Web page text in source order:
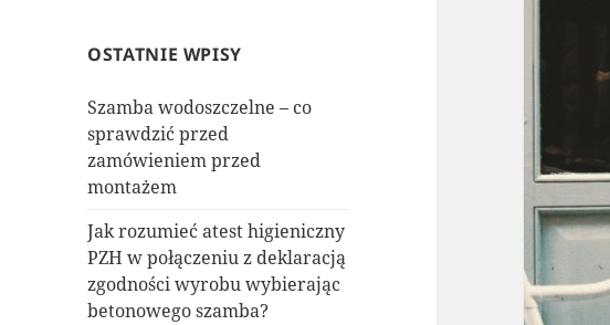
OSTATNIE WPISY
Szamba wodoszczelne – co
sprawdzić przed
zamówieniem przed
montażem
Jak rozumieć atest higieniczny
PZH w połączeniu z deklaracją
zgodności wyrobu wybierając
betonowego szamba?